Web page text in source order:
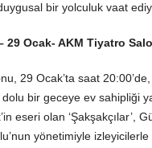
bir yolculuk vaat
29 Ocak- AKM Tiyatro
29 Ocak’ta saat 20:00’de,
bir geceye ev sahipliği
eseri olan ‘Şakşakçılar’,
yönetimiyle izleyicilerle